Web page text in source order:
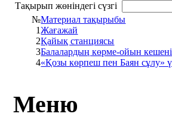
Тақырып жөніндегі сүзгі
№Материал тақырыбы
1Жағажай
2Қайық станциясы
3Балалардың көрме-ойын кешені
4«Қозы көрпеш пен Баян сұлу»
Меню